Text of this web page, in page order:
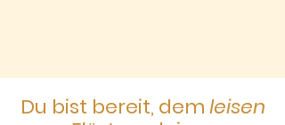
Du bist bereit, demleisen